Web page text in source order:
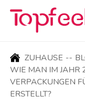
ZUHAUSE --
WIE MAN IM JAHR
VERPACKUNGEN
ERSTELLT?